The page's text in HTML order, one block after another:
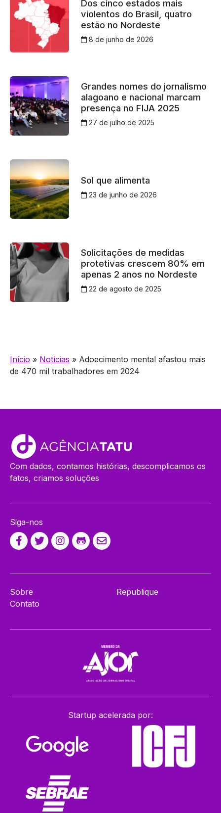
Dos cinco estados mais
violentos do Brasil, quatro
estão no Nordeste
8 de junho de 2026
Grandes nomes do jornalismo
alagoano e nacional marcam
presença no FIJA 2025
27 de julho de 2025
Sol que alimenta
23 de junho de 2026
Solicitações de medidas
protetivas crescem 80% em
apenas 2 anos no Nordeste
22 de agosto de 2025
Início » Notícias » Adoecimento mental afastou mais
de 470 mil trabalhadores em 2024
Com dados, contamos histórias, descomplicamos os
fatos, criamos soluções
Siga-nos
Sobre
Contato
Republique
Startup acelerada por: